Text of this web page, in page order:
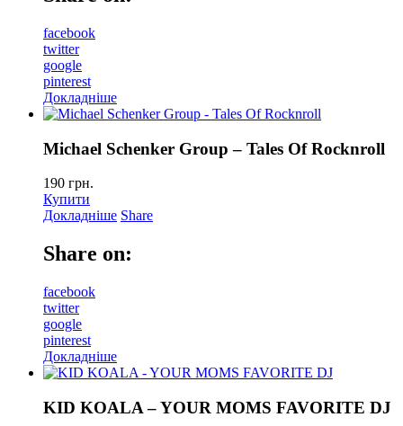
facebook
twitter
google
pinterest
Докладніше
Michael Schenker Group – Tales Of Rocknroll
190 грн.
Купити
Докладніше Share
Share on:
facebook
twitter
google
pinterest
Докладніше
KID KOALA – YOUR MOMS FAVORITE DJ